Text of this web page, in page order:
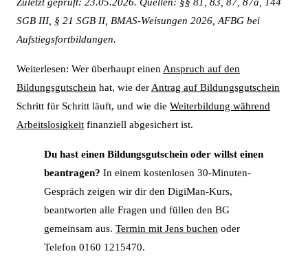
SGB III, § 21 SGB II, BMAS-Weisungen 2026, AFBG bei
Aufstiegsfortbildungen.
Weiterlesen: Wer überhaupt einen Anspruch auf den
Bildungsgutschein hat, wie der Antrag auf Bildungsgutschein
Schritt für Schritt läuft, und wie die Weiterbildung während
Arbeitslosigkeit finanziell abgesichert ist.
Du hast einen Bildungsgutschein oder willst einen
beantragen? In einem kostenlosen 30-Minuten-
Gespräch zeigen wir dir den DigiMan-Kurs,
beantworten alle Fragen und füllen den BG
gemeinsam aus. Termin mit Jens buchen oder
Telefon 0160 1215470.